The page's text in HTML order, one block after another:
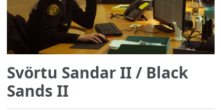
Svörtu Sandar II/ Black
Sands II